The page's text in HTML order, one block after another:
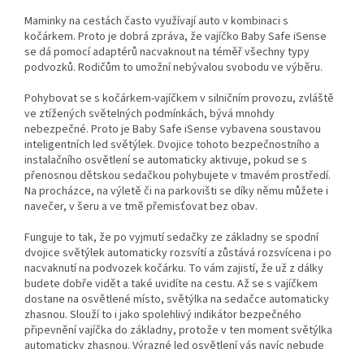
Maminky na cestách často využívají auto v kombinaci s
kočárkem. Proto je dobrá zpráva, že vajíčko Baby Safe iSense
se dá pomocí adaptérů nacvaknout na téměř všechny typy
podvozků. Rodičům to umožní nebývalou svobodu ve výběru.
Pohybovat se s kočárkem-vajíčkem v silničním provozu, zvláště
ve ztížených světelných podmínkách, bývá mnohdy
nebezpečné. Proto je Baby Safe iSense vybavena soustavou
inteligentních led světýlek. Dvojice tohoto bezpečnostního a
instalačního osvětlení se automaticky aktivuje, pokud se s
přenosnou dětskou sedačkou pohybujete v tmavém prostředí.
Na procházce, na výletě či na parkovišti se díky němu můžete i
navečer, v šeru a ve tmě přemisťovat bez obav.
Funguje to tak, že po vyjmutí sedačky ze základny se spodní
dvojice světýlek automaticky rozsvítí a zůstává rozsvícena i po
nacvaknutí na podvozek kočárku. To vám zajistí, že už z dálky
budete dobře vidět a také uvidíte na cestu. Až se s vajíčkem
dostane na osvětlené místo, světýlka na sedačce automaticky
zhasnou. Slouží to i jako spolehlivý indikátor bezpečného
připevnění vajíčka do základny, protože v ten moment světýlka